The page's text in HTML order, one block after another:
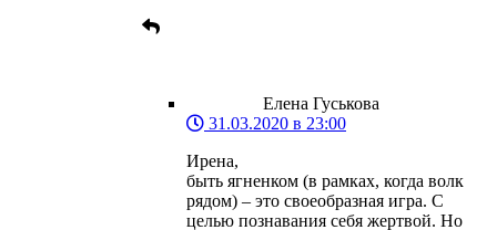
Елена Гуськова
31.03.2020 в 23:00
Ирена,
быть ягненком (в рамках, когда волк
рядом) – это своеобразная игра. С
целью познавания себя жертвой. Но